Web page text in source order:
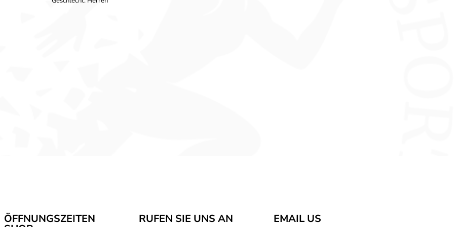
ÖFFNUNGSZEITEN RUFEN SIE UNS AN EMAIL US